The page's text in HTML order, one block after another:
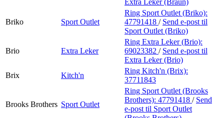
Briko Sport Outlet
Ring Sport Outlet (Briko):
47791418 / Send e-post til
Sport Outlet (Briko)
Brio Extra Leker
Ring Extra Leker (Brio):
69023382 / Send e-post til
Extra Leker (Brio)
Brix
Kitch'n
Ring Kitch'n (Brix):
37711843
Brooks Brothers Sport Outlet
Ring Sport Outlet (Brooks
Brothers): 47791418 / Send
e-post til Sport Outlet